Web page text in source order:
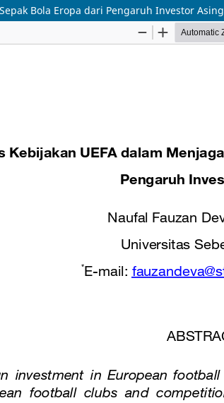
Bola Eropa dari Pengaruh Investor Asing